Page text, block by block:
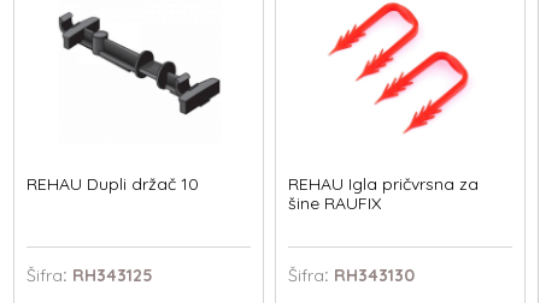
REHAU Dupli držač 10
Šifra: RH343125
REHAU Igla pričvrsna za
šine RAUFIX
Šifra: RH343130